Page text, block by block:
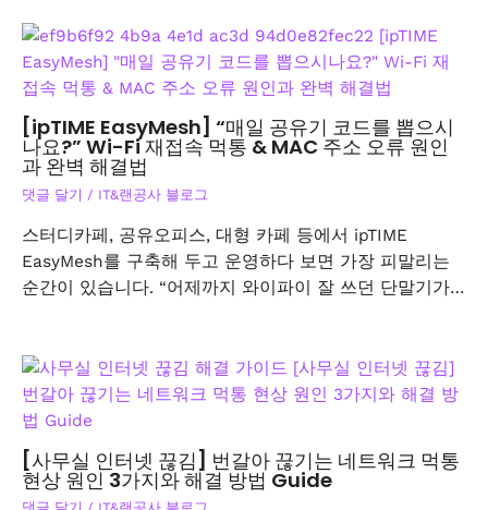
[ipTIME EasyMesh] “매일 공유기 코드를 뽑으시
나요?” Wi-Fi 재접속 먹통 & MAC 주소 오류 원인
과 완벽 해결법
댓글 달기 / IT&랜공사 블로그
스터디카페, 공유오피스, 대형 카페 등에서 ipTIME
EasyMesh를 구축해 두고 운영하다 보면 가장 피말리는
순간이 있습니다. “어제까지 와이파이 잘 쓰던 단말기가…
[사무실 인터넷 끊김] 번갈아 끊기는 네트워크 먹통
현상 원인 3가지와 해결 방법 Guide